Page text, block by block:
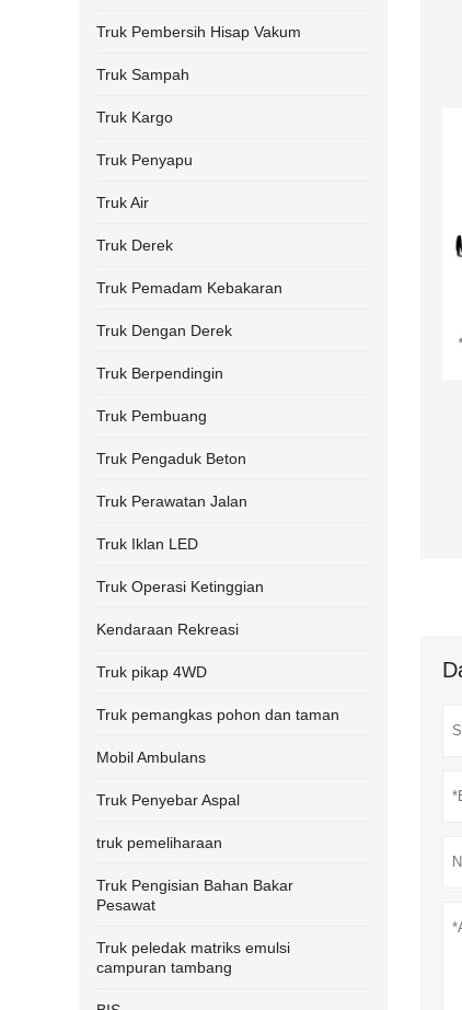
Truk Pembersih Hisap Vakum
Truk Sampah
Truk Kargo
Truk Penyapu
Truk Air
Truk Derek
Truk Pemadam Kebakaran
Truk Dengan Derek
Truk Berpendingin
Truk Pembuang
Truk Pengaduk Beton
Truk Perawatan Jalan
Truk Iklan LED
Truk Operasi Ketinggian
Kendaraan Rekreasi
Truk pikap 4WD
Truk pemangkas pohon dan taman
Mobil Ambulans
Truk Penyebar Aspal
truk pemeliharaan
Truk Pengisian Bahan Bakar
Pesawat
Truk peledak matriks emulsi
campuran tambang